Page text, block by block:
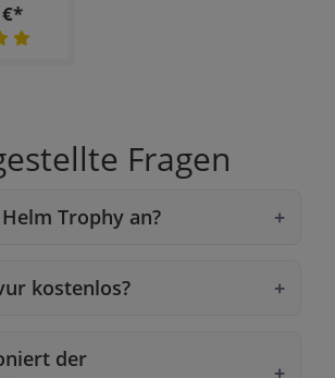
Fragen
Trophy an?
kostenlos?
der